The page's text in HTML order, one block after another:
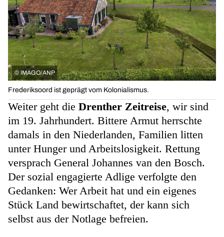
© IMAGO/ANP
Frederiksoord ist geprägt vom Kolonialismus.
Weiter geht die Drenther Zeitreise, wir sind
im 19. Jahrhundert. Bittere Armut herrschte
damals in den Niederlanden, Familien litten
unter Hunger und Arbeitslosigkeit. Rettung
versprach General Johannes van den Bosch.
Der sozial engagierte Adlige verfolgte den
Gedanken: Wer Arbeit hat und ein eigenes
Stück Land bewirtschaftet, der kann sich
selbst aus der Notlage befreien.